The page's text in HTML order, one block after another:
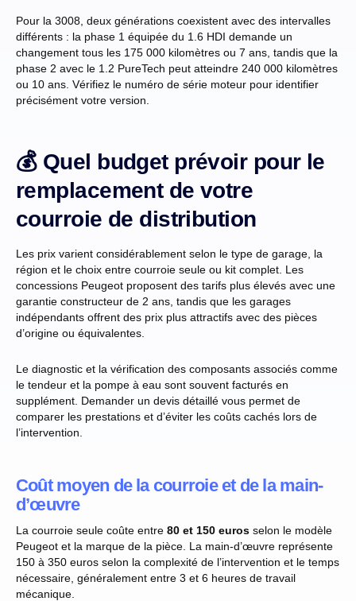
Pour la 3008, deux générations coexistent avec des intervalles
différents : la phase 1 équipée du 1.6 HDI demande un
changement tous les 175 000 kilomètres ou 7 ans, tandis que la
phase 2 avec le 1.2 PureTech peut atteindre 240 000 kilomètres
ou 10 ans. Vérifiez le numéro de série moteur pour identifier
précisément votre version.
💰 Quel budget prévoir pour le
remplacement de votre
courroie de distribution
Les prix varient considérablement selon le type de garage, la
région et le choix entre courroie seule ou kit complet. Les
concessions Peugeot proposent des tarifs plus élevés avec une
garantie constructeur de 2 ans, tandis que les garages
indépendants offrent des prix plus attractifs avec des pièces
d’origine ou équivalentes.
Le diagnostic et la vérification des composants associés comme
le tendeur et la pompe à eau sont souvent facturés en
supplément. Demander un devis détaillé vous permet de
comparer les prestations et d’éviter les coûts cachés lors de
l’intervention.
Coût moyen de la courroie et de la main-
d’œuvre
La courroie seule coûte entre 80 et 150 euros selon le modèle
Peugeot et la marque de la pièce. La main-d’œuvre représente
150 à 350 euros selon la complexité de l’intervention et le temps
nécessaire, généralement entre 3 et 6 heures de travail
mécanique.